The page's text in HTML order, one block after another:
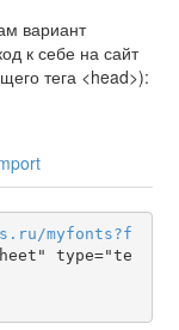
вариант
к себе на сайт
тега <head>):
. ru/myfonts?f
type="te